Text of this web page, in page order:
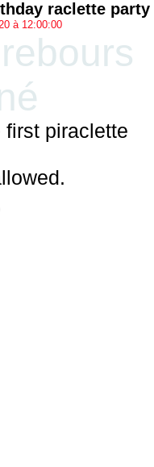
raclette party
à 12:00:00
piraclette